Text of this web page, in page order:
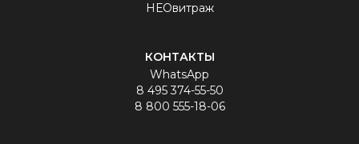
НЕОвитраж
КОНТАКТЫ
WhatsApp
8 495 374-55-50
8 800 555-18-06